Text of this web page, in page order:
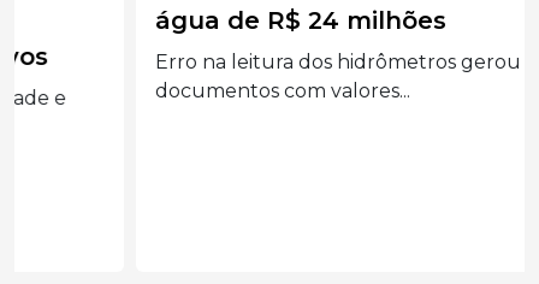
água de R$ 24 milhões
Erro na leitura dos hidrômetros gerou
documentos com valores...